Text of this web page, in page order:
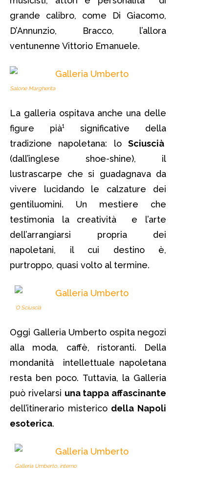
grande calibro, come Di Giacomo,
D’Annunzio, Bracco, l’allora
ventunenne Vittorio Emanuele.
Salone Margherita
La galleria ospitava anche una delle
figure pià¹ significative della
tradizione napoletana: lo Sciuscià
(dall’inglese shoe-shine), il
lustrascarpe che si guadagnava da
vivere lucidando le calzature dei
gentiluomini. Un mestiere che
testimonia la creatività e l’arte
dell’arrangiarsi propria dei
napoletani, il cui destino è,
purtroppo, quasi volto al termine.
‘O Sciuscià
Oggi Galleria Umberto ospita negozi
alla moda, caffè, ristoranti. Della
mondanità intellettuale napoletana
resta ben poco. Tuttavia, la Galleria
può rivelarsi una tappa affascinante
dell’itinerario misterico della Napoli
esoterica.
Galleria Umberto, interno